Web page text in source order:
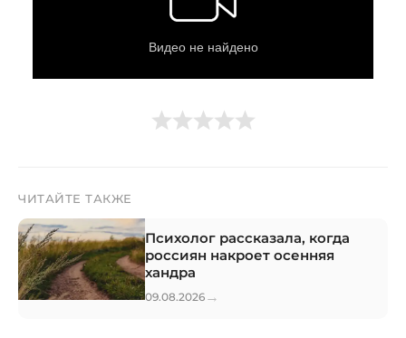
ЧИТАЙТЕ ТАКЖЕ
Психолог рассказала, когда
россиян накроет осенняя
хандра
09.08.2026 →